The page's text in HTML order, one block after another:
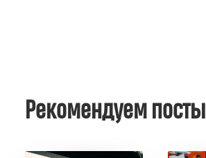
Рекомендуем посты